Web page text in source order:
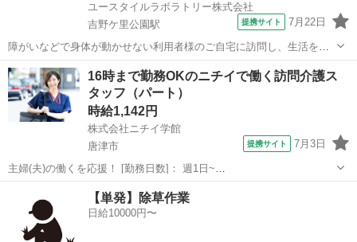
ユースタイルラボラトリー株式会社
吉野ケ里公園駅
提携サイト 7月22日
障がいなどで身体が動かせない利用者様のご自宅に訪問し、生活を支
える重度訪問介護のお仕事です。 ※1対1で誠実に向き合える方を募集
【仕事内容】 見守りや日常生活のお手伝いが中心ですが、利用者様の
生活を支える大切なポジション...
佐賀 三養基郡 吉野ケ里公園駅 介護
16時まで勤務OKのニチイで働く訪問介護ス
タッフ（パート）
時給1,142円
株式会社ニチイ学館
唐津市
提携サイト 7月3日
主婦(夫)の働くを応援！ [勤務日数]： 週1日~
10:00~16:00/09:00~15:00/08:00~12:00/09:00~17:00/10:00~18:00 月/
火/水/木/金/土/日 などから選べます [...
ケアマネージャー
【単発】除草作業
日給10000円〜